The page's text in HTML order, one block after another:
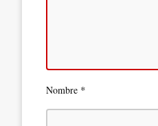
Nombre *